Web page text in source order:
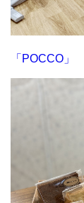
「POCCO」